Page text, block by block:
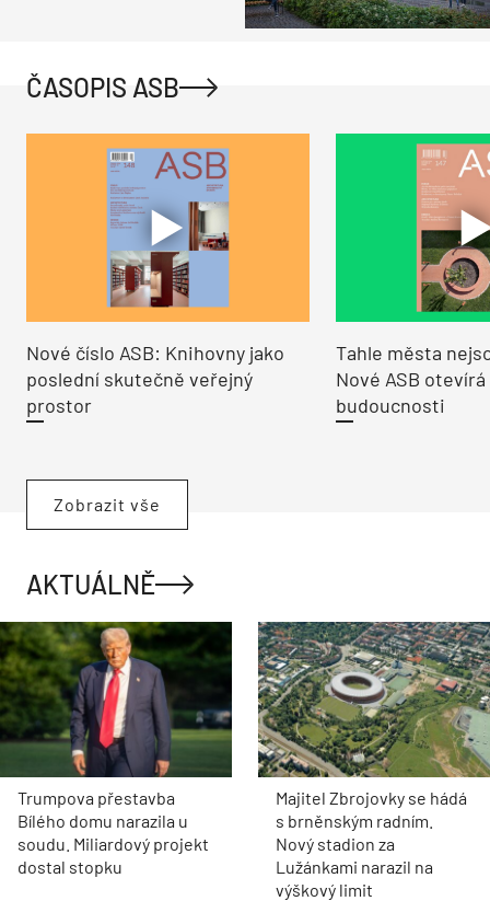
ČASOPIS ASB
Nové číslo ASB: Knihovny jako
poslední skutečně veřejný
prostor
Tahle města
Nové ASB
budoucnosti
Zobrazit vše
AKTUÁLNĚ
Trumpova přestavba
Bílého domu narazila u
soudu. Miliardový projekt
dostal stopku
Majitel Zbrojovky se hádá
s brněnským radním.
Nový stadion za
Lužánkami narazil na
výškový limit